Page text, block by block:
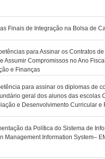
Finais de Integração na Bolsa de
para Assinar os Contratos
Assumir Compromissos no Ano
e Finanças
para assinar os diplomas de
geral dos alunos das escolas
e Desenvolvimento Curricular e
da Política do Sistema de
Management Information System–